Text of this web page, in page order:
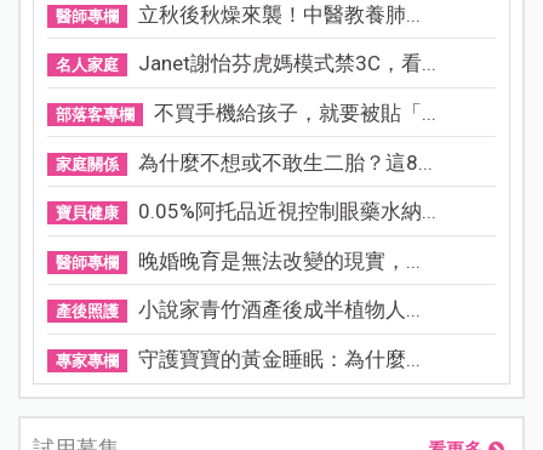
醫師專欄 立秋後秋燥來襲！中醫教養肺...
名人家庭 Janet謝怡芬虎媽模式禁3C，看...
部落客專欄 不買手機給孩子，就要被貼「...
家庭關係 為什麼不想或不敢生二胎？這8...
寶貝健康 0.05%阿托品近視控制眼藥水納...
醫師專欄 晚婚晚育是無法改變的現實，...
產後照護 小說家青竹酒產後成半植物人...
專家專欄 守護寶寶的黃金睡眠：為什麼...